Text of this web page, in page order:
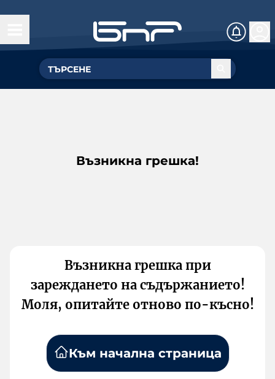
Възникна грешка!
Възникна грешка при
зареждането на съдържанието!
Моля, опитайте отново по-късно!
Към начална страница